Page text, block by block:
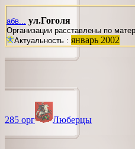
абв... ул.Гоголя
Организации расставлены по
Актуальность : январь 2002
285 орг Люберцы